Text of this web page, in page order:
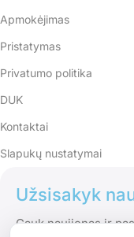
Apmokėjimas
Pristatymas
Privatumo politika
DUK
Kontaktai
Slapukų nustatymai
Užsisakyk
Gauk naujienas ir